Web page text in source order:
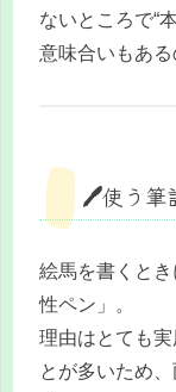
ないところで“
意味合いもある
🖊️使う筆
絵馬を書くと
性ペン」。
理由はとても
とが多いため